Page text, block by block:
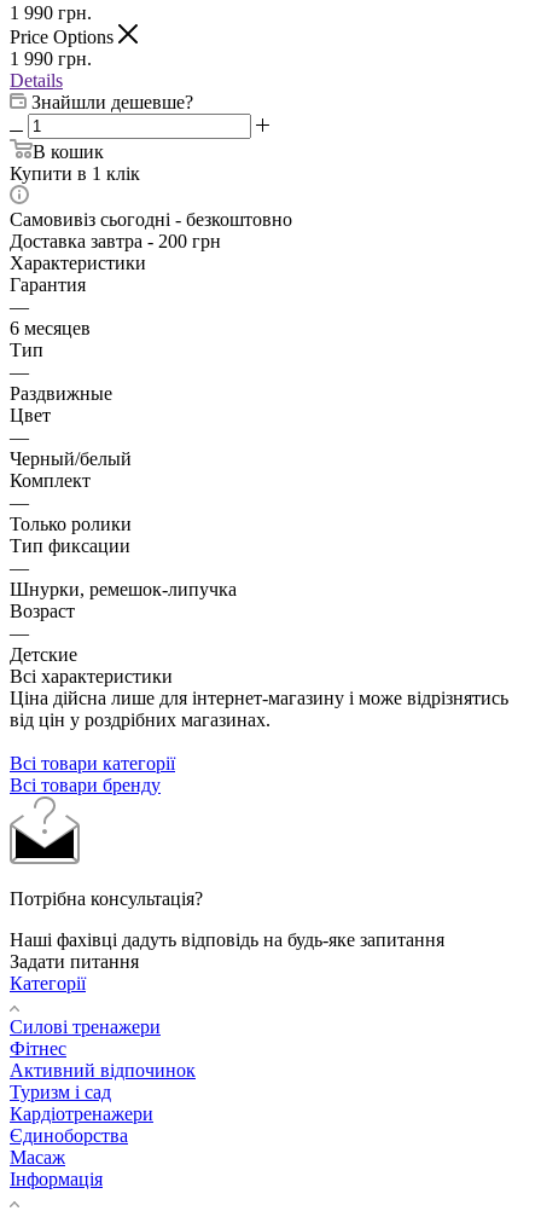
1 990 грн.
Price Options
1 990 грн.
Details
Знайшли дешевше?
В кошик
Купити в 1 клік
Самовивіз сьогодні - безкоштовно
Доставка завтра - 200 грн
Характеристики
Гарантия
—
6 месяцев
Тип
—
Раздвижные
Цвет
—
Черный/белый
Комплект
—
Только ролики
Тип фиксации
—
Шнурки, ремешок-липучка
Возраст
—
Детские
Всі характеристики
Ціна дійсна лише для інтернет-магазину і може відрізнятись
від цін у роздрібних магазинах.
Всі товари категорії
Всі товари бренду
Потрібна консультація?
Наші фахівці дадуть відповідь на будь-яке запитання
Задати питання
Категорії
Силові тренажери
Фітнес
Активний відпочинок
Туризм і сад
Кардіотренажери
Єдиноборства
Масаж
Інформація